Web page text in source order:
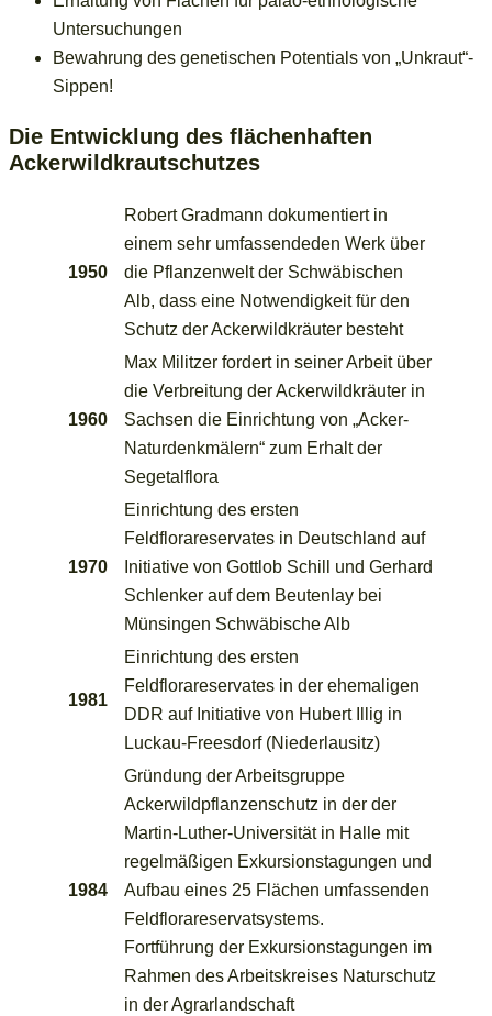
Untersuchungen
Bewahrung des genetischen Potentials von „Unkraut“-
Sippen!
Die Entwicklung des flächenhaften
Ackerwildkrautschutzes
1950
Robert Gradmann dokumentiert in
einem sehr umfassendeden Werk über
die Pflanzenwelt der Schwäbischen
Alb, dass eine Notwendigkeit für den
Schutz der Ackerwildkräuter besteht
1960
Max Militzer fordert in seiner Arbeit über
die Verbreitung der Ackerwildkräuter in
Sachsen die Einrichtung von „Acker-
Naturdenkmälern“ zum Erhalt der
Segetalflora
1970
Einrichtung des ersten
Feldflorareservates in Deutschland auf
Initiative von Gottlob Schill und Gerhard
Schlenker auf dem Beutenlay bei
Münsingen Schwäbische Alb
1981
Einrichtung des ersten
Feldflorareservates in der ehemaligen
DDR auf Initiative von Hubert Illig in
Luckau-Freesdorf (Niederlausitz)
1984
Gründung der Arbeitsgruppe
Ackerwildpflanzenschutz in der der
Martin-Luther-Universität in Halle mit
regelmäßigen Exkursionstagungen und
Aufbau eines 25 Flächen umfassenden
Feldflorareservatsystems.
Fortführung der Exkursionstagungen im
Rahmen des Arbeitskreises Naturschutz
in der Agrarlandschaft